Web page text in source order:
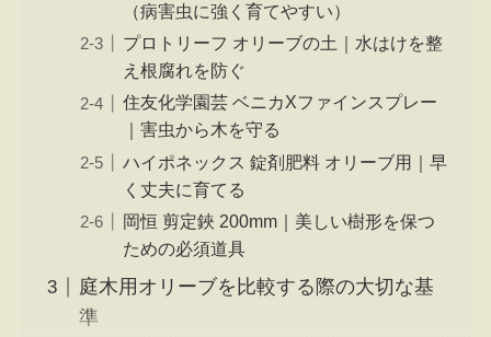
（病害虫に強く育てやすい）
プロトリーフ オリーブの土｜水はけを整
え根腐れを防ぐ
住友化学園芸 ベニカXファインスプレー
｜害虫から木を守る
ハイポネックス 錠剤肥料 オリーブ用｜早
く丈夫に育てる
岡恒 剪定鋏 200mm｜美しい樹形を保つ
ための必須道具
庭木用オリーブを比較する際の大切な基
準